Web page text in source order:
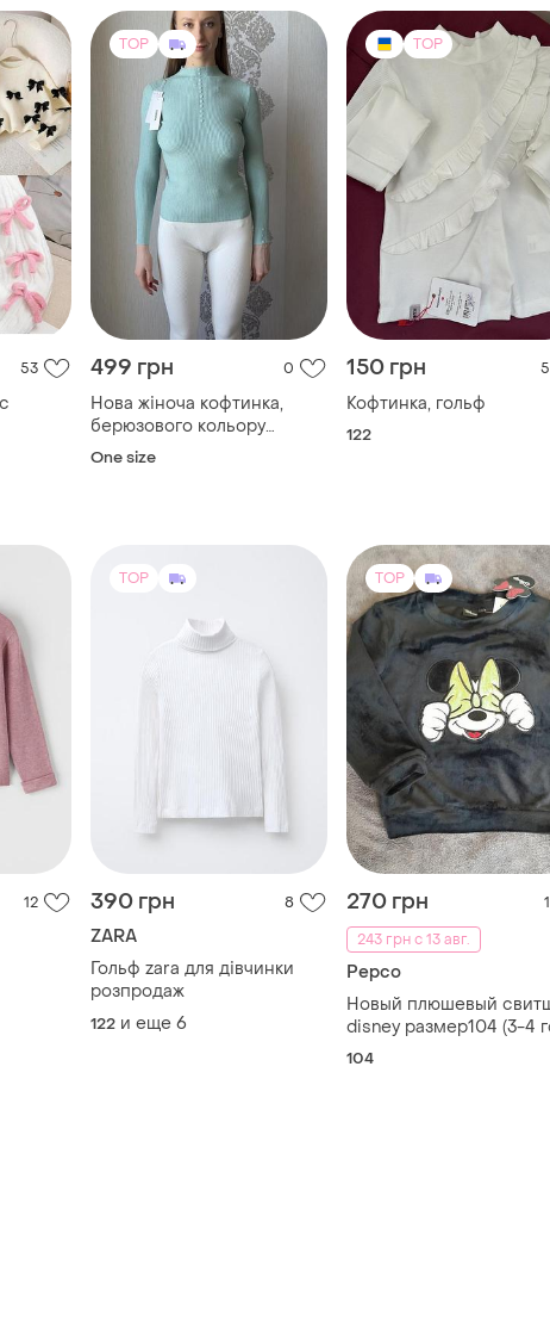
53
TOP
499 грн 0
Нова жіноча кофтинка,
берюзового кольору
розміру s/m, 70% cotton
One size
TOP
150 грн 5
Кофтинка, гольф
122
12
TOP
390 грн 8
ZARA
Гольф zara для дівчинки
розпродаж
122 и еще 6
TOP
270 грн
1
243 грн с 13 авг.
Pepco
Новый плюшевый
disney размер104 (3-4
черная велюровая кофта
104